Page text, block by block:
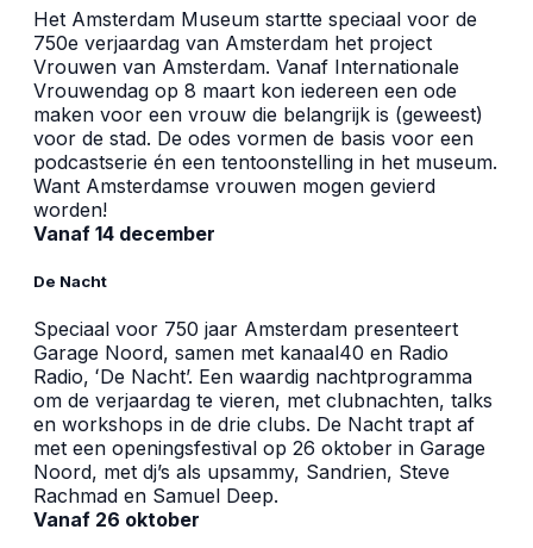
Het Amsterdam Museum startte speciaal voor de
750e verjaardag van Amsterdam het project
Vrouwen van Amsterdam. Vanaf Internationale
Vrouwendag op 8 maart kon iedereen een ode
maken voor een vrouw die belangrijk is (geweest)
voor de stad. De odes vormen de basis voor een
podcastserie én een tentoonstelling in het museum.
Want Amsterdamse vrouwen mogen gevierd
worden!
Vanaf 14 december
De Nacht
Speciaal voor 750 jaar Amsterdam presenteert
Garage Noord, samen met kanaal40 en Radio
Radio, ʻDe Nachtʼ. Een waardig nachtprogramma
om de verjaardag te vieren, met clubnachten, talks
en workshops in de drie clubs. De Nacht trapt af
met een openingsfestival op 26 oktober in Garage
Noord, met dj’s als upsammy, Sandrien, Steve
Rachmad en Samuel Deep.
Vanaf 26 oktober